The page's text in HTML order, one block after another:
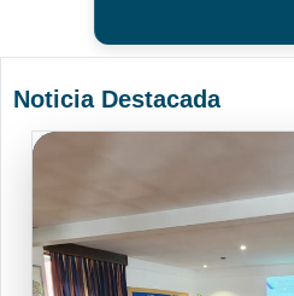
Noticia Destacada